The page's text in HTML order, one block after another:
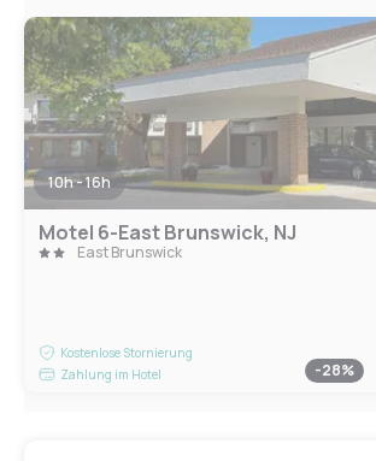
10h - 16h
Motel 6-East Brunswick, NJ
East Brunswick
Kostenlose Stornierung
Zahlung im Hotel
-28%